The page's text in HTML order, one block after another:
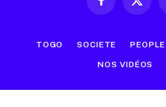
FacebookX
TOGO SOCIETE PEOPLE
NOS VIDÉOS